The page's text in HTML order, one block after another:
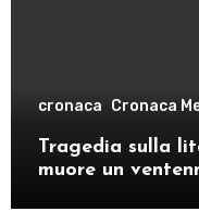
cronaca Cronaca
Tragedia sulla
muore un